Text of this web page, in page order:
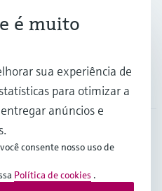
é muito
sua experiência de
para otimizar a
anúncios e
consente nosso uso de
Política de cookies .